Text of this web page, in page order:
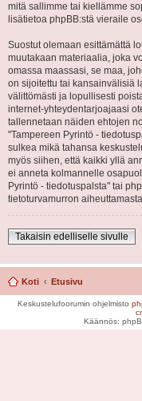
mitä sallimme tai kiellämme
lisätietoa phpBB:stä vieraile
Suostut olemaan esittämättä
muutakaan materiaalia, joka
omassa maassasi, se maa,
on sijoitettu tai kansainvälisiä
välittömästi ja lopullisesti
internet-yhteydentarjoajaasi
tallennetaan näiden ehtojen
"Tampereen Pyrintö -
sulkea mikä tahansa
myös siihen, että kaikki yllä
ei anneta kolmannelle
Pyrintö - tiedotuspalsta" tai
tietoturvamurron
Takaisin edelliselle sivulle
Koti Etusivu
Keskustelufoorumin ohjelmisto
Käännös: